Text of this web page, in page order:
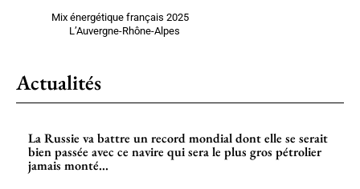
Mix énergétique français 2025
L’Auvergne-Rhône-Alpes
Actualités
La Russie va battre un record mondial dont elle se serait
bien passée avec ce navire qui sera le plus gros pétrolier
jamais monté...